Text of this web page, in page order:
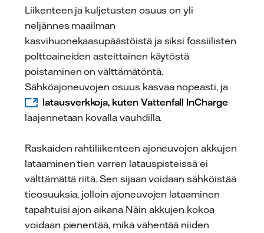
Liikenteen ja kuljetusten osuus on yli
neljännes maailman
kasvihuonekaasupäästöistä ja siksi fossiilisten
polttoaineiden asteittainen käytöstä
poistaminen on välttämätöntä.
Sähköajoneuvojen osuus kasvaa nopeasti, ja
latausverkkoja, kuten Vattenfall InCharge
laajennetaan kovalla vauhdilla.
Raskaiden rahtiliikenteen ajoneuvojen akkujen
lataaminen tien varren latauspisteissä ei
välttämättä riitä. Sen sijaan voidaan sähköistää
tieosuuksia, jolloin ajoneuvojen lataaminen
tapahtuisi ajon aikana Näin akkujen kokoa
voidaan pienentää, mikä vähentää niiden